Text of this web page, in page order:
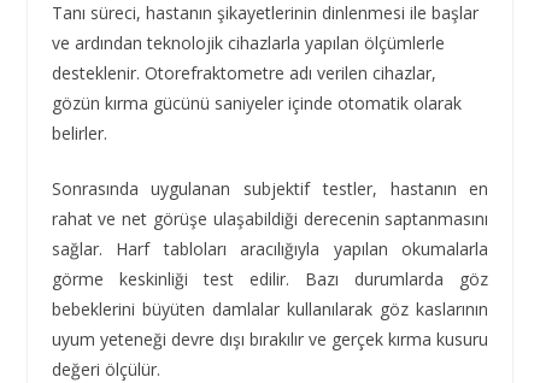
Tanı süreci, hastanın şikayetlerinin dinlenmesi ile başlar
ve ardından teknolojik cihazlarla yapılan ölçümlerle
desteklenir. Otorefraktometre adı verilen cihazlar,
gözün kırma gücünü saniyeler içinde otomatik olarak
belirler.
Sonrasında uygulanan subjektif testler, hastanın en
rahat ve net görüşe ulaşabildiği derecenin saptanmasını
sağlar. Harf tabloları aracılığıyla yapılan okumalarla
görme keskinliği test edilir. Bazı durumlarda göz
bebeklerini büyüten damlalar kullanılarak göz kaslarının
uyum yeteneği devre dışı bırakılır ve gerçek kırma kusuru
değeri ölçülür.